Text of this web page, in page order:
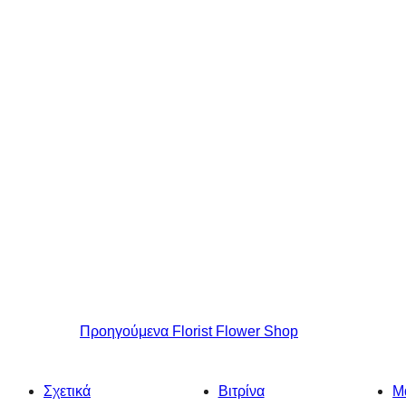
Προηγούμενα Florist Flower Shop
Σχετικά Βιτρίνα